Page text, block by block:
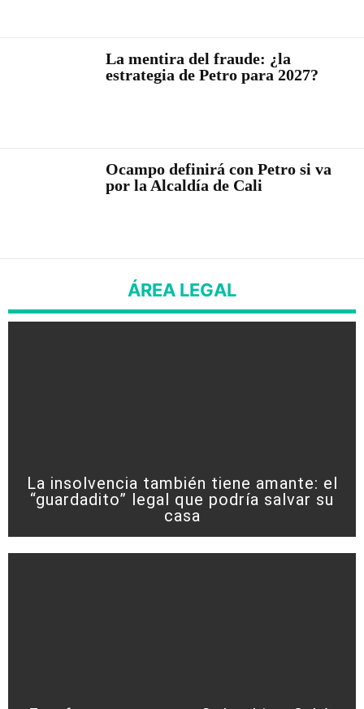
La mentira del fraude: ¿la
estrategia de Petro para 2027?
Ocampo definirá con Petro si va
por la Alcaldía de Cali
ÁREA LEGAL
La insolvencia también tiene amante: el
“guardadito” legal que podría salvar su
casa